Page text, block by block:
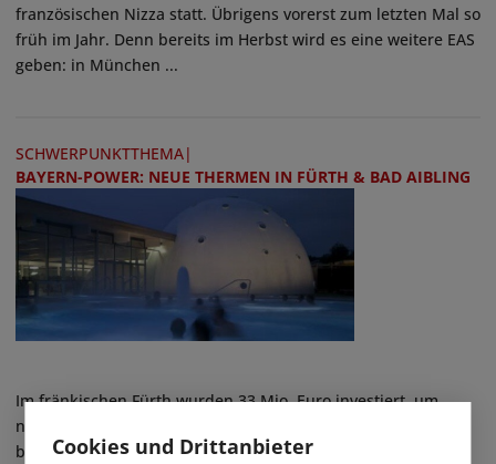
Cookies und Drittanbieter
französischen Nizza statt. Übrigens vorerst zum letzten Mal so
früh im Jahr. Denn bereits im Herbst wird es eine weitere EAS
geben: in München ...
SCHWERPUNKTTHEMA|
BAYERN-POWER: NEUE THERMEN IN FÜRTH & BAD AIBLING
Im fränkischen Fürth wurden 33 Mio. Euro investiert, um
neben dem bestehenden Sportbad und dem Freibad, die
beide saniert und attraktiviert wurden, eine großzügige